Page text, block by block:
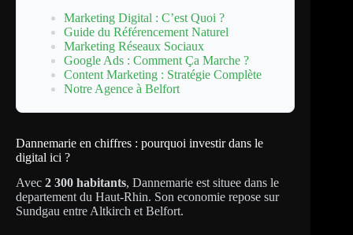
Marketing Digital : C’est Quoi ?
Guide du Référencement Naturel
Marketing Réseaux Sociaux
Google Ads : Comment Ça Marche ?
Content Marketing : Stratégie Complète
Notre Agence à Belfort
Dannemarie en chiffres : pourquoi investir dans le
digital ici ?
Avec 2 300 habitants, Dannemarie est situee dans le
departement du Haut-Rhin. Son economie repose sur
Sundgau entre Altkirch et Belfort.